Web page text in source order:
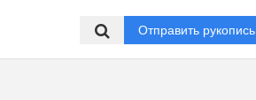
Отправить рукопись